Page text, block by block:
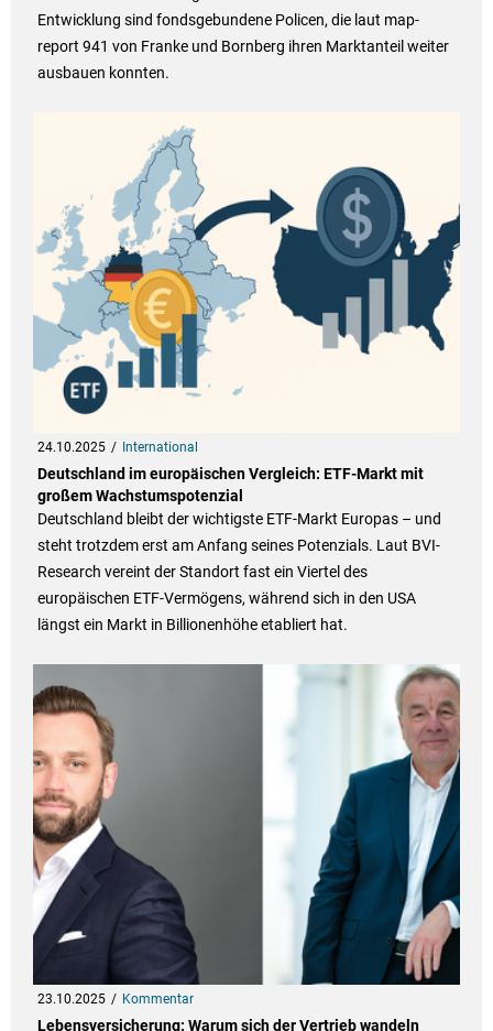
Entwicklung sind fondsgebundene Policen, die laut map-
report 941 von Franke und Bornberg ihren Marktanteil weiter
ausbauen konnten.
24.10.2025 International
Deutschland im europäischen Vergleich: ETF-Markt mit
großem Wachstumspotenzial
Deutschland bleibt der wichtigste ETF-Markt Europas – und
steht trotzdem erst am Anfang seines Potenzials. Laut BVI-
Research vereint der Standort fast ein Viertel des
europäischen ETF-Vermögens, während sich in den USA
längst ein Markt in Billionenhöhe etabliert hat.
23.10.2025 Kommentar
Lebensversicherung: Warum sich der Vertrieb wandeln